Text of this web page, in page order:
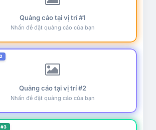
Quảng cáo tại vị trí #1
Nhấn để đặt quảng cáo của bạn
Quảng cáo tại vị trí #2
Nhấn để đặt quảng cáo của bạn